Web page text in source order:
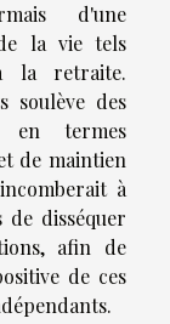
d'une
la vie tels
la retraite.
soulève des
en termes
de maintien
à
de disséquer
afin de
de ces